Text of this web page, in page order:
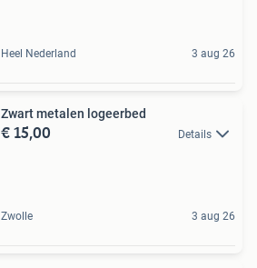
Heel Nederland 3 aug 26
Zwart metalen logeerbed
€ 15,00 Details
Zwolle 3 aug 26